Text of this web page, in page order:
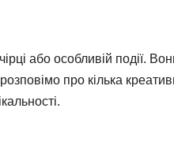
або особливій події.
про кілька